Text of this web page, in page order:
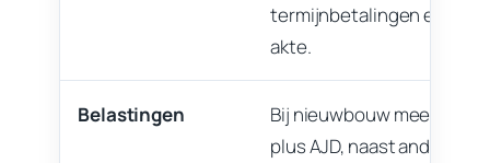
termijnbetalingen en
akte.
Belastingen
Bij nieuwbouw meestal
plus AJD, naast andere